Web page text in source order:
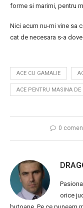
forme si marimi, pentru
Nici acum nu-mi vine sa
cat de necesara s-a
ACE CU GAMALIE
ACE PENTRU MASINA DE
0
orice